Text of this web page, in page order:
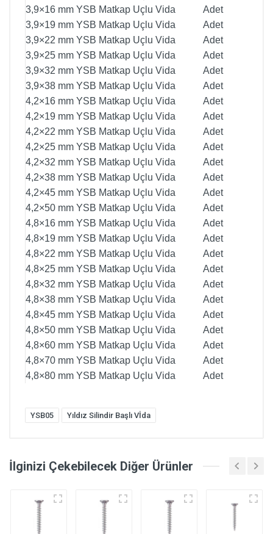
3,9×16 mm YSB Matkap Uçlu Vida
Adet
3,9×19 mm YSB Matkap Uçlu Vida
Adet
3,9×22 mm YSB Matkap Uçlu Vida
Adet
3,9×25 mm YSB Matkap Uçlu Vida
Adet
3,9×32 mm YSB Matkap Uçlu Vida
Adet
3,9×38 mm YSB Matkap Uçlu Vida
Adet
4,2×16 mm YSB Matkap Uçlu Vida
Adet
4,2×19 mm YSB Matkap Uçlu Vida
Adet
4,2×22 mm YSB Matkap Uçlu Vida
Adet
4,2×25 mm YSB Matkap Uçlu Vida
Adet
4,2×32 mm YSB Matkap Uçlu Vida
Adet
4,2×38 mm YSB Matkap Uçlu Vida
Adet
4,2×45 mm YSB Matkap Uçlu Vida
Adet
4,2×50 mm YSB Matkap Uçlu Vida
Adet
4,8×16 mm YSB Matkap Uçlu Vida
Adet
4,8×19 mm YSB Matkap Uçlu Vida
Adet
4,8×22 mm YSB Matkap Uçlu Vida
Adet
4,8×25 mm YSB Matkap Uçlu Vida
Adet
4,8×32 mm YSB Matkap Uçlu Vida
Adet
4,8×38 mm YSB Matkap Uçlu Vida
Adet
4,8×45 mm YSB Matkap Uçlu Vida
Adet
4,8×50 mm YSB Matkap Uçlu Vida
Adet
4,8×60 mm YSB Matkap Uçlu Vida
Adet
4,8×70 mm YSB Matkap Uçlu Vida
Adet
4,8×80 mm YSB Matkap Uçlu Vida
Adet
YSB05 Yıldız Silindir Başlı Vİda
İlginizi Çekebilecek Diğer Ürünler